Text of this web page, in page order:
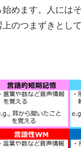
始めます。人には
のつまずきとし